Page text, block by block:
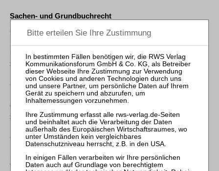
Sachen- und Grundbuchrecht
OLG München, Urt. v. 15.10.2020 – 8 U 5531/20
173. Geltung des Hammerschlags- und Leiterrechts bei
ZfIR 2020, 763
OLG Nürnberg, Beschl. v. 06.10.2020 – 15 W 2130/19
174. Allgemeine Kostentragungspflicht des Eigentümers als
dinglicher Inhalt eines Wohnungsrechts
ZfIR 2020, 763
OLG München, Beschl. v. 29.09.2020 – 34 Wx 236/20
175. Kein Nachweis des Eigentums an einer Immobilie bei
(nach italienischem Recht) schuldrechtlich wirkender
Teilungsanordnung des Erblassers